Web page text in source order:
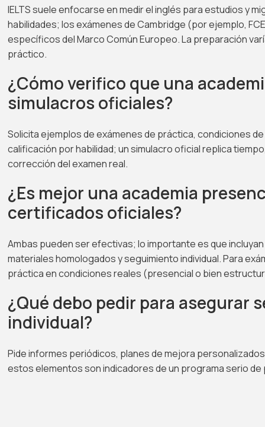
IELTS suele enfocarse en medir el inglés para estudios y
habilidades; los exámenes de Cambridge (por ejemplo,
específicos del Marco Común Europeo. La preparación
práctico.
¿Cómo verifico que una
simulacros oficiales?
Solicita ejemplos de exámenes de práctica, condiciones
calificación por habilidad; un simulacro oficial replica
corrección del examen real.
¿Es mejor una academia
certificados oficiales?
Ambas pueden ser efectivas; lo importante es que
materiales homologados y seguimiento individual. Para
práctica en condiciones reales (presencial o bien
¿Qué debo pedir para asegurar
individual?
Pide informes periódicos, planes de mejora
estos elementos son indicadores de un programa serio